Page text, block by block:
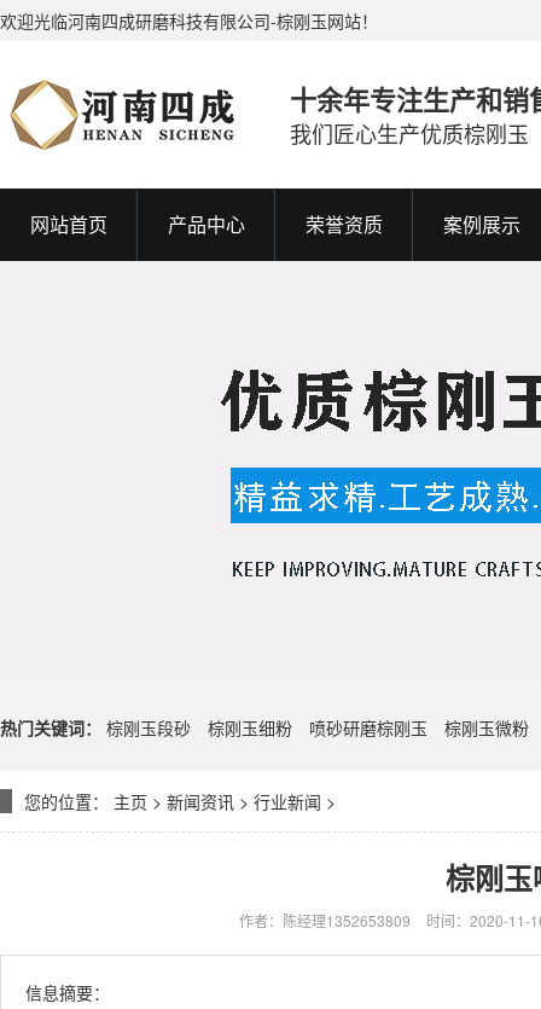
欢迎光临河南四成研磨科技有限公司-棕刚玉网站！
十余年专注生产和销
我们匠心生产优质棕刚玉
网站首页 产品中心 荣誉资质 案例展示
热门关键词： 棕刚玉段砂 棕刚玉细粉 喷砂研磨棕刚玉 棕刚玉微粉
您的位置： 主页 > 新闻资讯 > 行业新闻 >
棕刚
作者：陈经理1352653809 时间：2020-11-
信息摘要：